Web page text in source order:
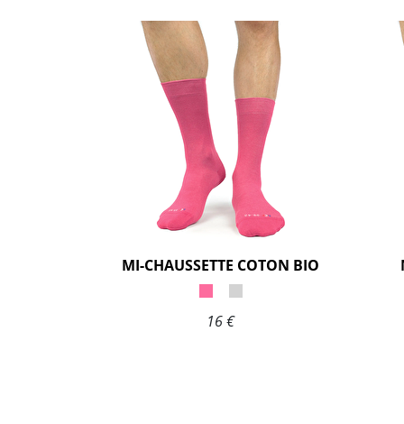
MI-CHAUSSETTE COTON BIO
16 €